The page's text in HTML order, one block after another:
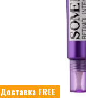
Доставка FREE